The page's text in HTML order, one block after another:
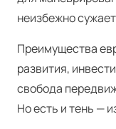
неизбежно
Преимущества
развития,
свобода
Но есть и тень —